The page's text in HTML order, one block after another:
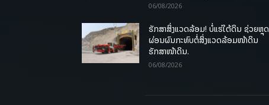
06/08/2026
ຮັກສາສິ່ງແວດລ້ອມ! ບໍ່ແຮ່ໃຕ້ດິນ ຊ່ວຍຫຼຸດ
ຜ່ອນຜົນກະທົບຕໍ່ສິ່ງແວດລ້ອມໜ້າດິນ
ຮັກສາໜ້າດິນ.
06/08/2026